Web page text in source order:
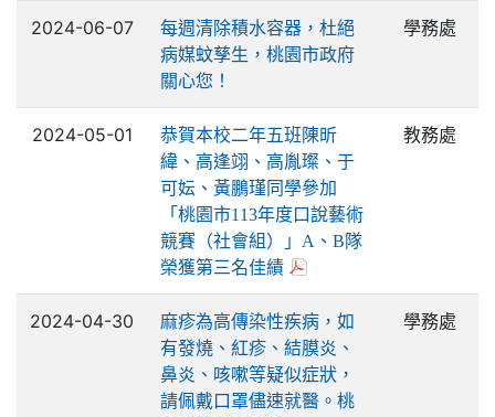
2024-06-07
每週清除積水容器，杜絕
病媒蚊孳生，桃園市政府
關心您！
學務處
2024-05-01
恭賀本校二年五班陳昕
緯、高逢翊、高胤璨、于
可妘、黃鵬瑾同學參加
「桃園市113年度口說藝術
競賽（社會組）」A、B隊
榮獲第三名佳績
教務處
2024-04-30
麻疹為高傳染性疾病，如
有發燒、紅疹、結膜炎、
鼻炎、咳嗽等疑似症狀，
請佩戴口罩儘速就醫。桃
學務處